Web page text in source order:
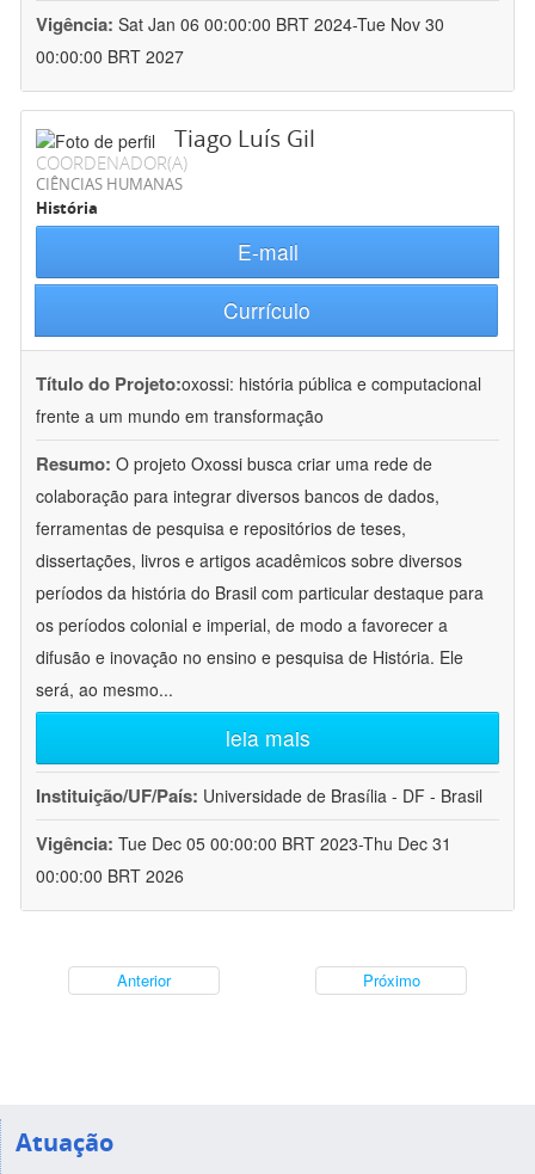
Vigência: Sat Jan 06 00:00:00 BRT 2024-Tue Nov 30
00:00:00 BRT 2027
Tiago Luís Gil
COORDENADOR(A)
CIÊNCIAS HUMANAS
História
E-mail
Currículo
Título do Projeto:oxossi: história pública e computacional
frente a um mundo em transformação
Resumo: O projeto Oxossi busca criar uma rede de
colaboração para integrar diversos bancos de dados,
ferramentas de pesquisa e repositórios de teses,
dissertações, livros e artigos acadêmicos sobre diversos
períodos da história do Brasil com particular destaque para
os períodos colonial e imperial, de modo a favorecer a
difusão e inovação no ensino e pesquisa de História. Ele
será, ao mesmo...
leia mais
Instituição/UF/País: Universidade de Brasília - DF - Brasil
Vigência: Tue Dec 05 00:00:00 BRT 2023-Thu Dec 31
00:00:00 BRT 2026
Anterior Próximo
Atuação